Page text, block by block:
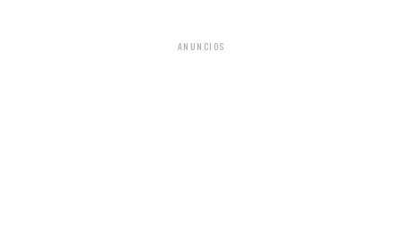
ANUNCIOS